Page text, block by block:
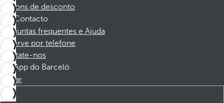
Cupons de desconto
Contacto
Perguntas frequentes e Ajuda
Reserve por telefone
Contate-nos
App do Barceló
Baixar